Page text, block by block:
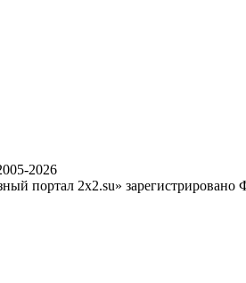
2026
портал 2x2.su»